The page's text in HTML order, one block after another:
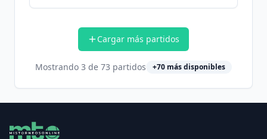
Cargar más partidos
Mostrando 3 de 73 partidos +70 más disponibles